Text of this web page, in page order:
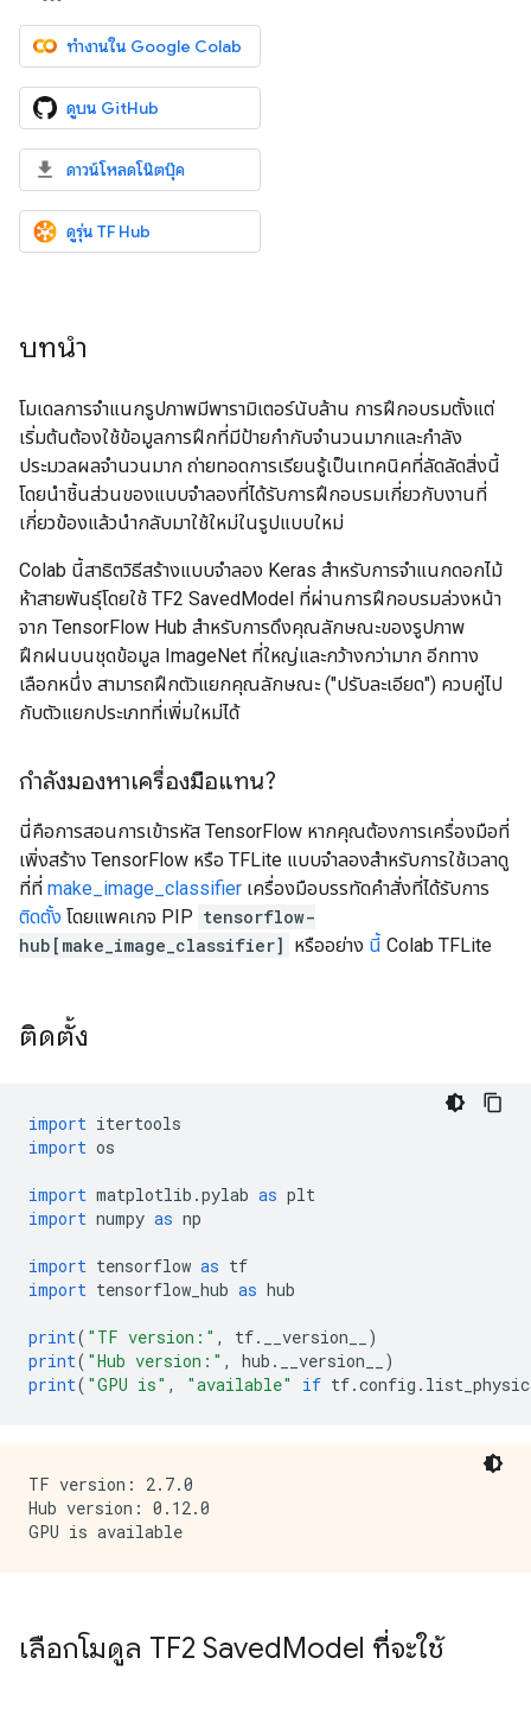
ทำงานใน Google Colab
ดูบน GitHub
ดาวน์โหลดโน๊ตบุ๊ค
ดูรุ่น TF Hub
บทนำ
โมเดลการจำแนกรูปภาพมีพารามิเตอร์นับล้าน การฝึกอบรมตั้งแต่
เริ่มต้นต้องใช้ข้อมูลการฝึกที่มีป้ายกำกับจำนวนมากและกำลัง
ประมวลผลจำนวนมาก ถ่ายทอดการเรียนรู้เป็นเทคนิคที่ลัดลัดสิ่งนี้
โดยนำชิ้นส่วนของแบบจำลองที่ได้รับการฝึกอบรมเกี่ยวกับงานที่
เกี่ยวข้องแล้วนำกลับมาใช้ใหม่ในรูปแบบใหม่
Colab นี้สาธิตวิธีสร้างแบบจำลอง Keras สำหรับการจำแนกดอกไม้
ห้าสายพันธุ์โดยใช้ TF2 SavedModel ที่ผ่านการฝึกอบรมล่วงหน้า
จาก TensorFlow Hub สำหรับการดึงคุณลักษณะของรูปภาพ
ฝึกฝนบนชุดข้อมูล ImageNet ที่ใหญ่และกว้างกว่ามาก อีกทาง
เลือกหนึ่ง สามารถฝึกตัวแยกคุณลักษณะ ("ปรับละเอียด") ควบคู่ไป
กับตัวแยกประเภทที่เพิ่มใหม่ได้
กำลังมองหาเครื่องมือแทน?
นี่คือการสอนการเข้ารหัส TensorFlow หากคุณต้องการเครื่องมือที่
เพิ่งสร้าง TensorFlow หรือ TFLite แบบจำลองสำหรับการใช้เวลาดู
ที่ที่ make_image_classifier เครื่องมือบรรทัดคำสั่งที่ได้รับการ
ติดตั้ง โดยแพคเกจ PIP tensorflow-
hub[make_image_classifier] หรืออย่าง นี้ Colab TFLite
ติดตั้ง
import itertools
import os
import matplotlib .pylab as plt
import numpy as np
import tensorflow as tf
import tensorflow_hub as hub
print( "TF version:" , tf. __version__
)
print( "Hub version:" , hub . __version__
)
print( "GPU is" , "available" if tf.config .
TF version: 2.7.0
Hub version: 0.12.0
เลือกโมดูล TF2 SavedModel ที่จะใช้